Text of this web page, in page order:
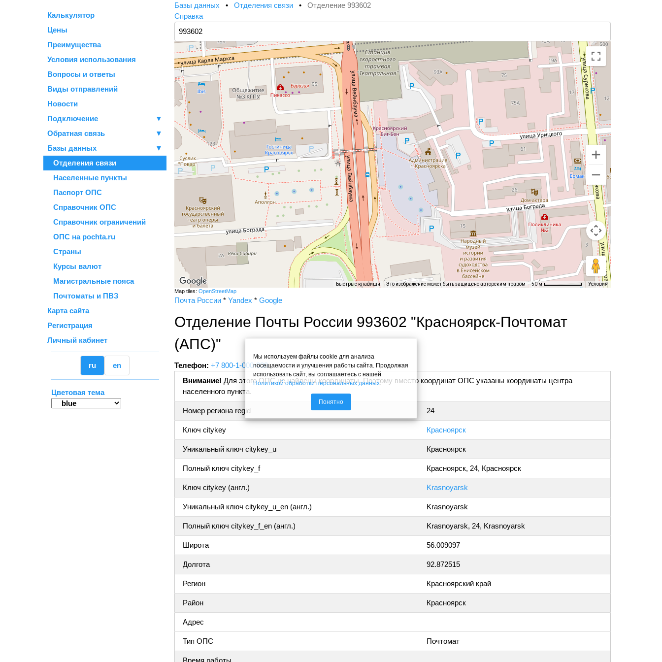
Калькулятор
Цены
Преимущества
Условия использования
Вопросы и ответы
Виды отправлений
Новости
Подключение
▼
Обратная связь
▼
Базы данных
▼
Отделения связи
Населенные пункты
Паспорт ОПС
Справочник ОПС
Справочник ограничений
ОПС на pochta.ru
Страны
Курсы валют
Магистральные пояса
Почтоматы и ПВЗ
Карта сайта
Регистрация
Личный кабинет
ru en
Цветовая тема
Базы данных • Отделения связи • Отделение 993602
Справка
Быстрые клавиши Это изображение может быть защищено авторским правом 50 м Условия
Map tiles: OpenStreetMap
Почта России * Yandex * Google
Отделение Почты России 993602 "Красноярск-Почтомат
(АПС)"
Телефон: +7 800-1-000-000
Внимание! Для этого ОПС не найдены координаты. Поэтому вместо координат ОПС указаны координаты центра
населенного пункта.
Номер региона regid 24
Ключ citykey Красноярск
Уникальный ключ citykey_u Красноярск
Полный ключ citykey_f Красноярск, 24, Красноярск
Ключ citykey (англ.) Krasnoyarsk
Уникальный ключ citykey_u_en (англ.) Krasnoyarsk
Полный ключ citykey_f_en (англ.) Krasnoyarsk, 24, Krasnoyarsk
Широта 56.009097
Долгота 92.872515
Регион Красноярский край
Район Красноярск
Адрес
Тип ОПС Почтомат
Мы используем файлы cookie для анализа
посещаемости и улучшения работы сайта. Продолжая
использовать сайт, вы соглашаетесь с нашей
Политикой обработки персональных данных.
Понятно